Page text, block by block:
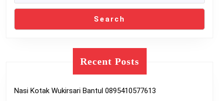
Search
Recent Posts
Nasi Kotak Wukirsari Bantul 0895410577613